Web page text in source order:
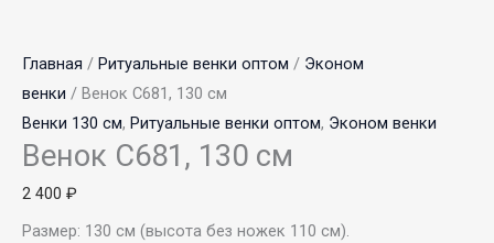
Главная / Ритуальные венки оптом / Эконом
венки / Венок С681, 130 см
Венки 130 см, Ритуальные венки оптом, Эконом венки
Венок С681, 130 см
2 400 ₽
Размер: 130 см (высота без ножек 110 см).